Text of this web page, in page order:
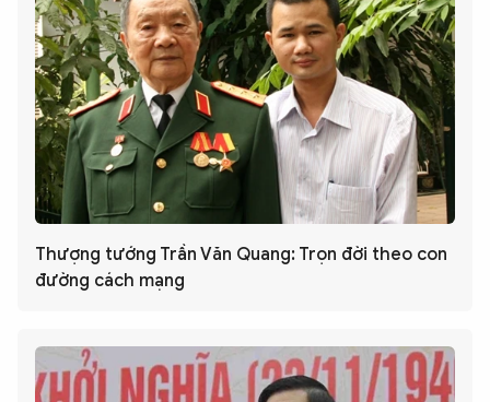
Thượng tướng Trần Văn Quang: Trọn đời theo con
đường cách mạng